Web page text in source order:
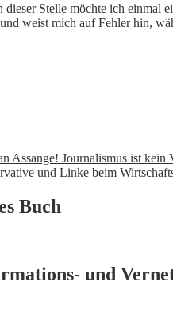
dieser Stelle möchte ich einmal
weist mich auf Fehler hin,
Assange! Journalismus ist kein
und Linke beim
Buch
und